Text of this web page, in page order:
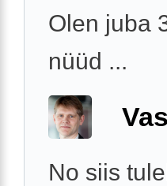
Olen juba
nüüd ...
No siis